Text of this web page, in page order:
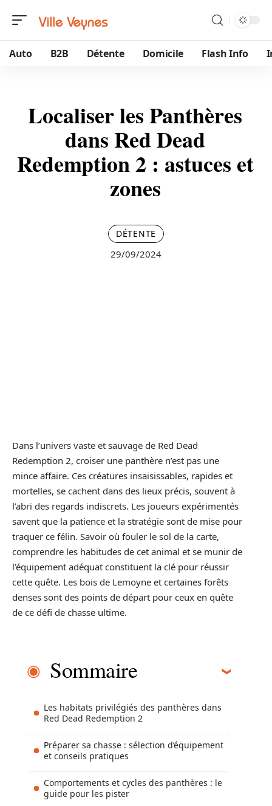
Auto B2B Détente Domicile Flash Info
Localiser les Panthères
dans Red Dead
Redemption 2 : astuces et
zones
DÉTENTE
29/09/2024
Dans l’univers vaste et sauvage de Red Dead
Redemption 2, croiser une panthère n’est pas une
mince affaire. Ces créatures insaisissables, rapides et
mortelles, se cachent dans des lieux précis, souvent à
l’abri des regards indiscrets. Les joueurs expérimentés
savent que la patience et la stratégie sont de mise pour
traquer ce félin. Savoir où fouler le sol de la carte,
comprendre les habitudes de cet animal et se munir de
l’équipement adéquat constituent la clé pour réussir
cette quête. Les bois de Lemoyne et certaines forêts
denses sont des points de départ pour ceux en quête
de ce défi de chasse ultime.
Sommaire
Les habitats privilégiés des panthères dans
Red Dead Redemption 2
Préparer sa chasse : sélection d’équipement
et conseils pratiques
Comportements et cycles des panthères : le
guide pour les pister